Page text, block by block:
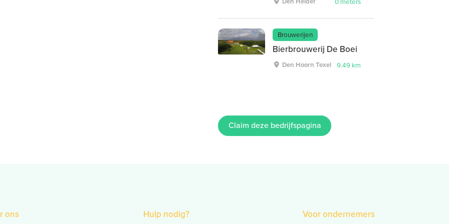
Brouwerijen
Bierbrouwerij De Boei
Den Hoorn Texel 9.49 km
Claim deze bedrijfspagina
ons Hulp nodig? Voor ondernemers